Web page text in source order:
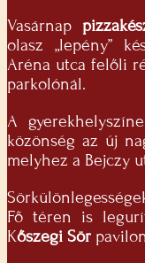
Vasárnap
olasz „lepény”
Aréna utca felőli
parkolónál.
A
közönség az új
melyhez a Bejczy
Fő téren is
Kőszegi Sör